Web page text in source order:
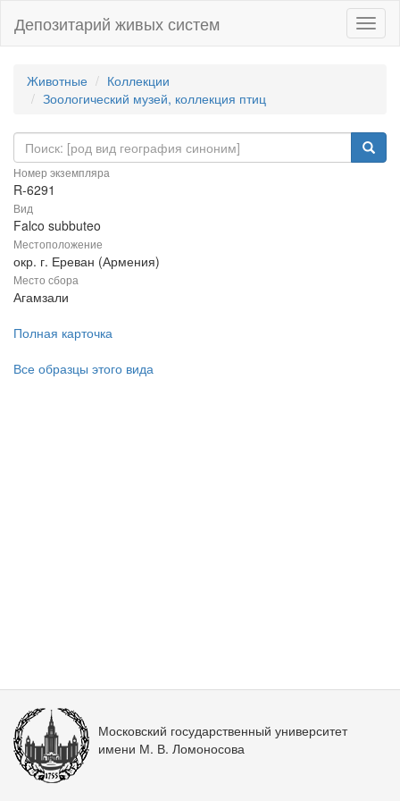
Депозитарий живых систем
Животные
Коллекции
Зоологический музей, коллекция птиц
Номер экземпляра
R-6291
Вид
Falco subbuteo
Местоположение
окр. г. Ереван (Армения)
Место сбора
Агамзали
Полная карточка
Все образцы этого вида
Московский государственный университет
имени М. В. Ломоносова